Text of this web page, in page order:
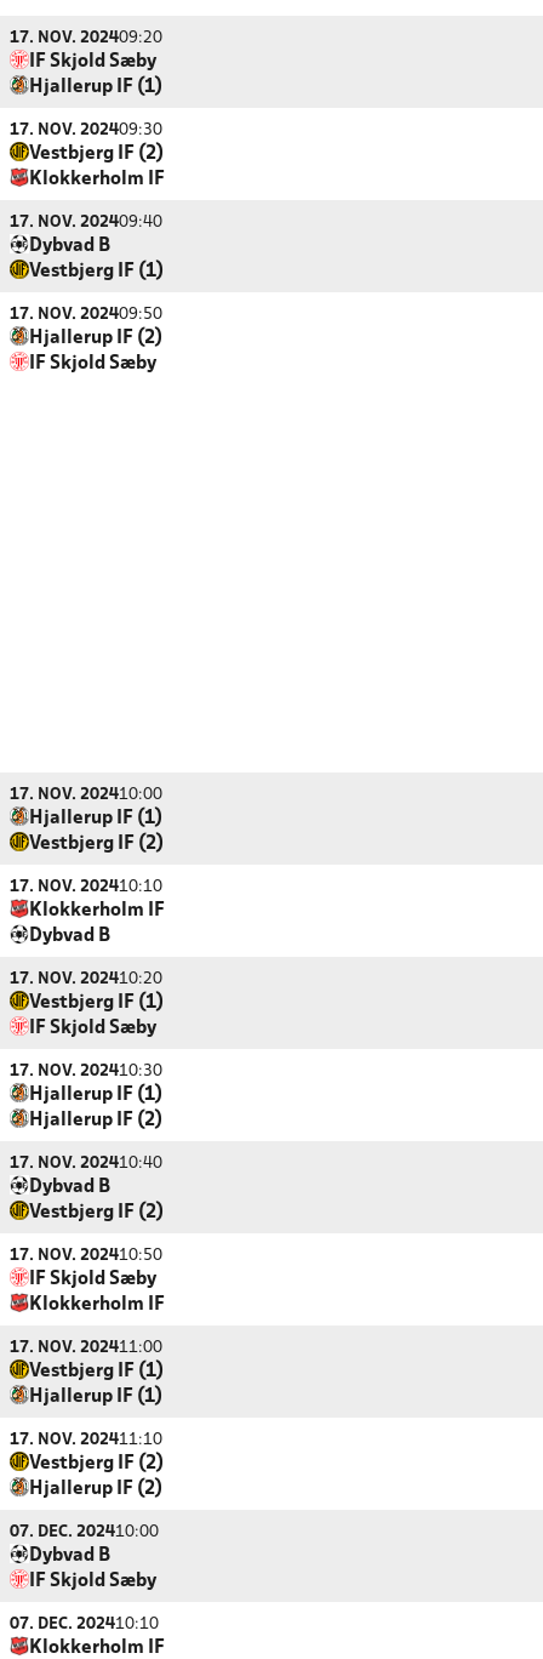
17. NOV. 202409:20
IF Skjold Sæby
Hjallerup IF (1)
17. NOV. 202409:30
Vestbjerg IF (2)
Klokkerholm IF
17. NOV. 202409:40
Dybvad B
Vestbjerg IF (1)
17. NOV. 202409:50
Hjallerup IF (2)
IF Skjold Sæby
17. NOV. 202410:00
Hjallerup IF (1)
Vestbjerg IF (2)
17. NOV. 202410:10
Klokkerholm IF
Dybvad B
17. NOV. 202410:20
Vestbjerg IF (1)
IF Skjold Sæby
17. NOV. 202410:30
Hjallerup IF (1)
Hjallerup IF (2)
17. NOV. 202410:40
Dybvad B
Vestbjerg IF (2)
17. NOV. 202410:50
IF Skjold Sæby
Klokkerholm IF
17. NOV. 202411:00
Vestbjerg IF (1)
Hjallerup IF (1)
17. NOV. 202411:10
Vestbjerg IF (2)
Hjallerup IF (2)
07. DEC. 202410:00
Dybvad B
IF Skjold Sæby
07. DEC. 202410:10
Klokkerholm IF